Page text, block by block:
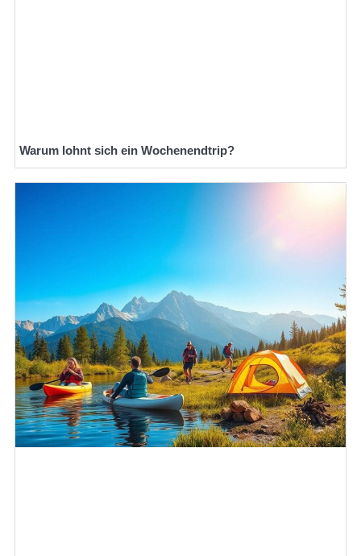
Warum lohnt sich ein Wochenendtrip?